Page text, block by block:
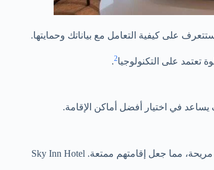
على كيفية التعامل مع بياناتك وحمايتها.
على التكنولوجيا2
.
في اختيار أفضل أماكن الإقامة.
الزوار يثنون على نظافة الشقق والمرافق الحديثة. يقولون إن الأجواء كانت مريحة، مما جعل إقامتهم ممتعة. Sky Inn Hotel